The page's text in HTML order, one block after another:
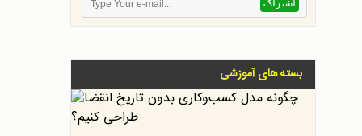
بسته های آموزشی